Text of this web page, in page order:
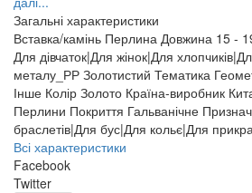
Загальні характеристики
Вставка/камінь Перлина Довжина 15 -
Для дівчаток|Для жінок|Для
металу_РР Золотистий Тематика
Інше Колір Золото Країна-виробник
Перлини Покриття Гальванічне
браслетів|Для бус|Для кольє|Для
Всі характеристики
Facebook
Twitter